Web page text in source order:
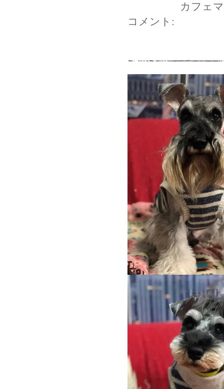
カフェマッ
コメント: